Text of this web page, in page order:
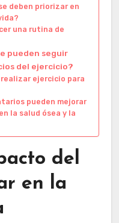
deben priorizar en
una rutina de
pueden seguir
del ejercicio?
ejercicio para
pueden mejorar
la salud ósea y la
del
en la